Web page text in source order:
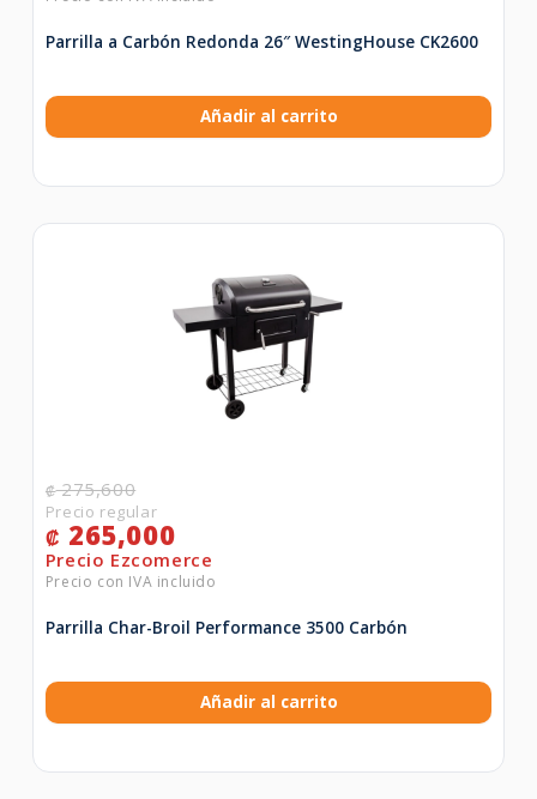
Parrilla a Carbón Redonda 26″ WestingHouse CK2600
Añadir al carrito
₡275,600
₡ 265,000
Parrilla Char-Broil Performance 3500 Carbón
Añadir al carrito